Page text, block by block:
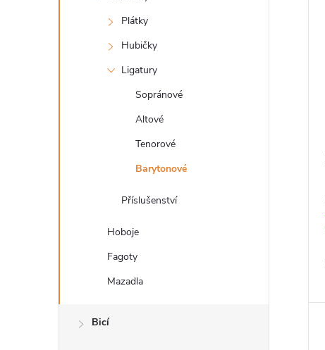
Plátky
Hubičky
Ligatury
Sopránové
Altové
Tenorové
Barytonové
Příslušenství
Hoboje
Fagoty
Mazadla
Bicí
u